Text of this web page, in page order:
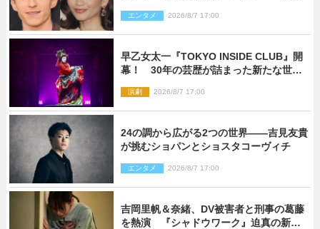
エンタメ 2026/8/7 17:00
早乙女太一『TOKYO INSIDE CLUB』開
幕！ 30年の芸歴が詰まった新たな世界
演劇 2026/8/7 17:00
24の調から広がる2つの世界――吉見友貴
が挑むショパンとショスタコーヴィチ
エンタメ 2026/8/7 17:00
吉岡里帆＆奈緒、DV被害者と刑事の葛藤
を熱演 『シャドウワーク』迫真の新場